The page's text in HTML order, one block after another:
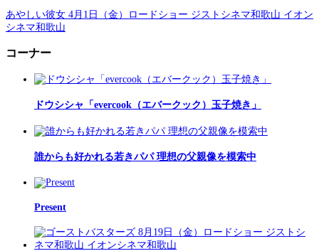
あやしい彼女 4月1日（金）ロードショー ジストシネマ和歌山 イオン
シネマ和歌山
コーナー
ドウシシャ「evercook（エバークック）玉子焼き」
誰からも好かれる若きパパ 理想の父親像を模索中
Present